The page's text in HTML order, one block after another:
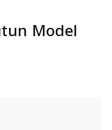
Model